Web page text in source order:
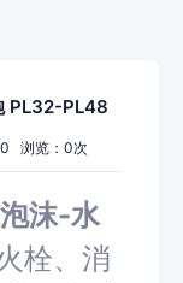
PL32-PL48
浏览： 0次
沫-水
栓、消